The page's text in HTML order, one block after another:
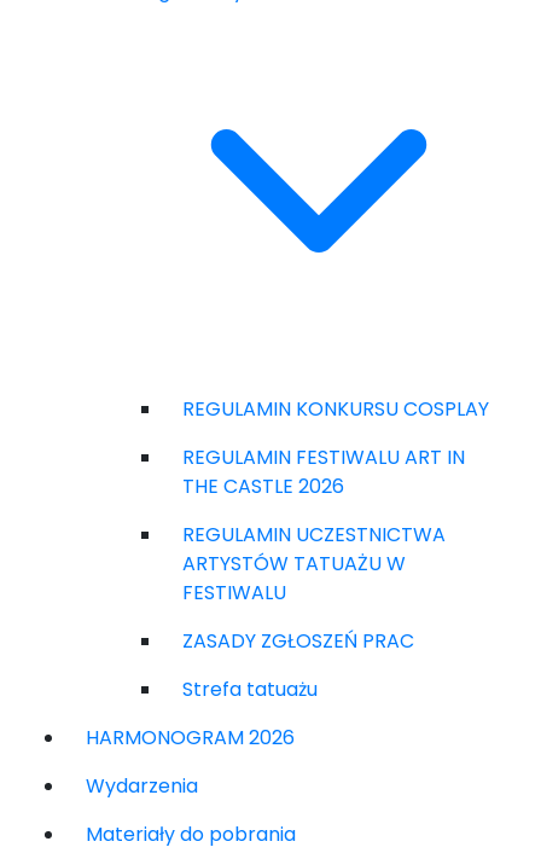
REGULAMIN KONKURSU COSPLAY
REGULAMIN FESTIWALU ART IN
THE CASTLE 2026
REGULAMIN UCZESTNICTWA
ARTYSTÓW TATUAŻU W
FESTIWALU
ZASADY ZGŁOSZEŃ PRAC
Strefa tatuażu
HARMONOGRAM 2026
Wydarzenia
Materiały do pobrania